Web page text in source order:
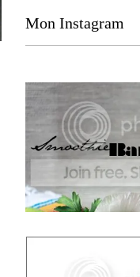
Mon Instagram